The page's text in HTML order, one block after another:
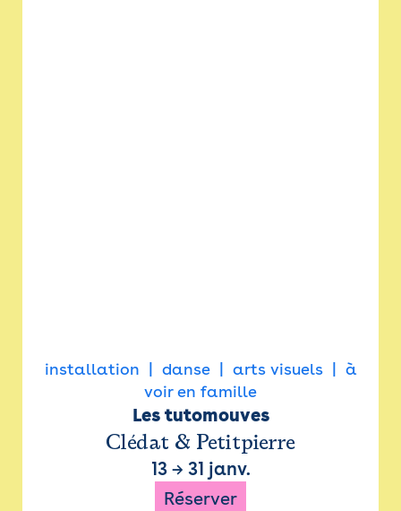
installation danse arts visuels
à
voir en famille
Les tutomouves
Clédat & Petitpierre
13→ 31 janv.
Réserver